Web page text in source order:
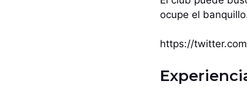
ocupe el
https://